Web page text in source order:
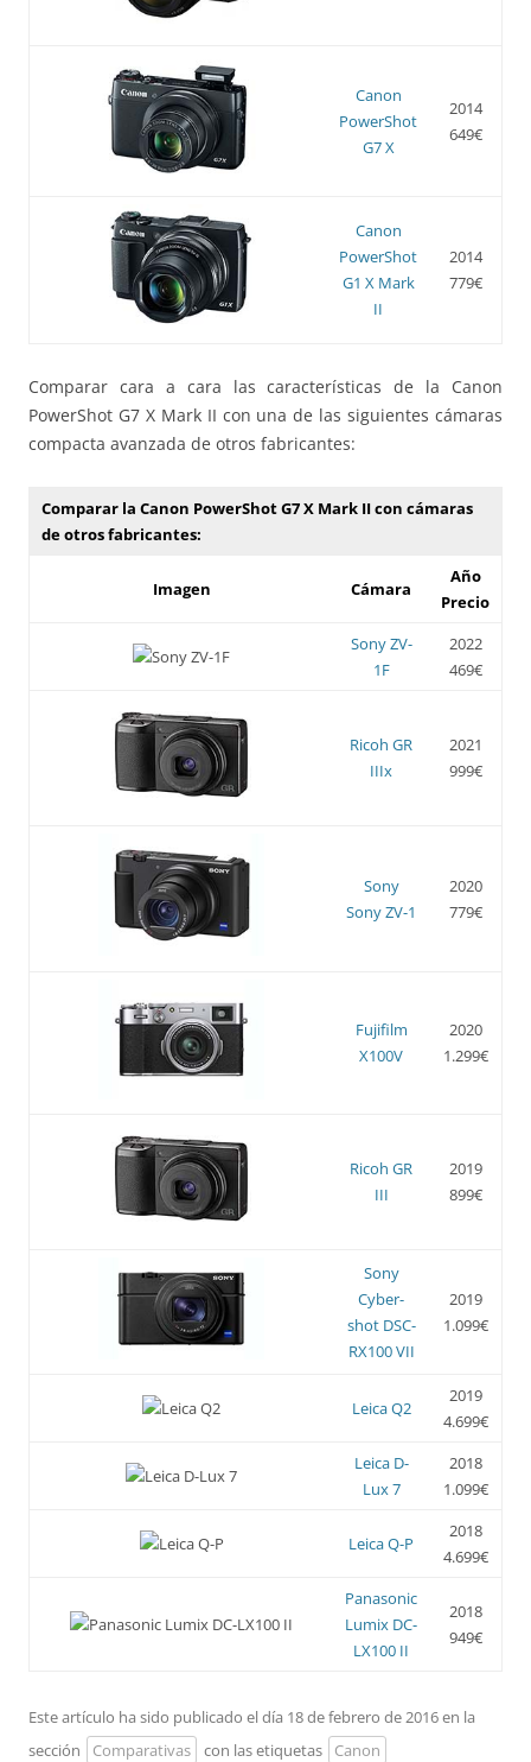
Canon
PowerShot
G7 X
2014
649€
Canon
PowerShot
G1 X Mark
II
2014
779€
Comparar cara a cara las características de la Canon
PowerShot G7 X Mark II con una de las siguientes cámaras
compacta avanzada de otros fabricantes:
Comparar la Canon PowerShot G7 X Mark II con cámaras
de otros fabricantes:
Imagen Cámara
Año
Precio
Sony ZV-
1F
2022
469€
Ricoh GR
IIIx
2021
999€
Sony
Sony ZV-1
2020
779€
Fujifilm
X100V
2020
1.299€
Ricoh GR
III
2019
899€
Sony
Cyber-
shot DSC-
RX100 VII
2019
1.099€
Leica Q2
2019
4.699€
Leica D-
Lux 7
2018
1.099€
Leica Q-P
2018
4.699€
Panasonic
Lumix DC-
LX100 II
2018
949€
Este artículo ha sido publicado el día 18 de febrero de 2016 en la
sección
Comparativas con las etiquetas
Canon